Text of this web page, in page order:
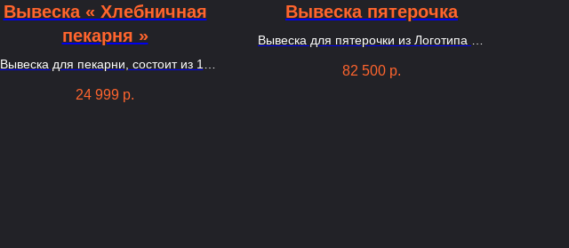
Вывеска « Хлебничная
пекарня »
Вывеска для пекарни, состоит из 17
фасад
24 999 р.
Вывеска пятерочка
Вывеска для пятерочки из Логотипа на
букв.
82 500 р.